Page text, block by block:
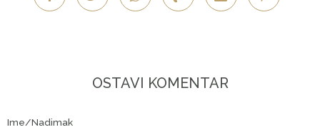
OSTAVI KOMENTAR
Ime/Nadimak